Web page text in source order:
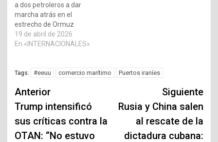
a dos petroleros a dar
marcha atrás en el
estrecho de Ormuz
19 de abril de 2026
En «INTERNACIONALES»
Tags: #eeuu comercio marítimo Puertos iraníes
Navegación
de
entradas
Anterior
Trump intensificó
sus críticas contra la
OTAN: “No estuvo
Siguiente
Rusia y China salen
al rescate de la
dictadura cubana: